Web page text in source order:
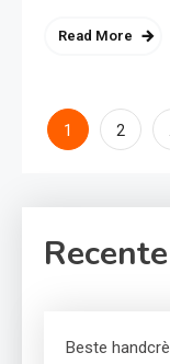
Read More
1 2
Beste